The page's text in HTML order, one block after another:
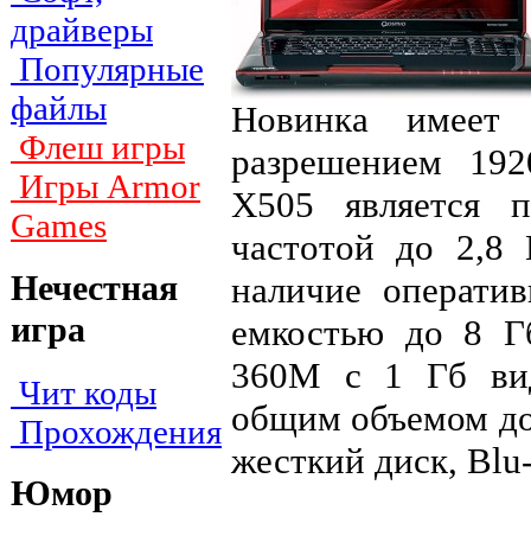
драйверы
Популярные
файлы
Флеш игры
Игры Armor
Games
Нечестная
игра
Чит коды
Прохождения
Юмор
Новинка имеет
разрешением
X505 является
частотой до 2,8
наличие
емкостью до 8
360М с 1 Гб
общим объемом
жесткий диск,